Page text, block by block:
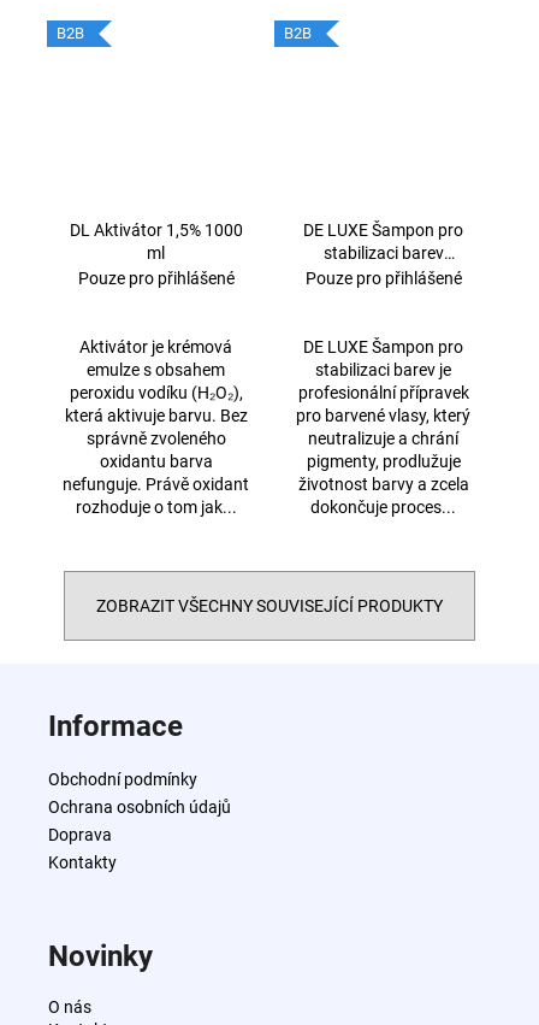
B2B
DL Aktivátor 1,5% 1000
ml
Pouze pro přihlášené
Aktivátor je krémová
emulze s obsahem
peroxidu vodíku (H₂O₂),
která aktivuje barvu. Bez
správně zvoleného
oxidantu barva
nefunguje. Právě oxidant
rozhoduje o tom jak...
B2B
DE LUXE Šampon pro
stabilizaci barev
1000ml
Pouze pro přihlášené
DE LUXE Šampon pro
stabilizaci barev je
profesionální přípravek
pro barvené vlasy, který
neutralizuje a chrání
pigmenty, prodlužuje
životnost barvy a zcela
dokončuje proces...
ZOBRAZIT VŠECHNY SOUVISEJÍCÍ PRODUKTY
Informace
Obchodní podmínky
Ochrana osobních údajů
Doprava
Kontakty
Novinky
O nás